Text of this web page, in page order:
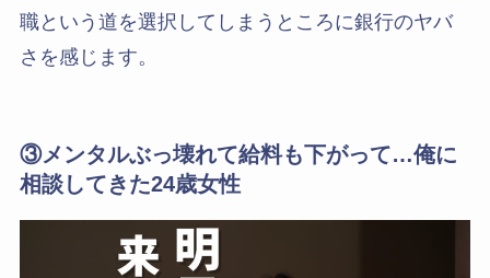
職という道を選択してしまうところに銀行のヤバ
さを感じます。
③メンタルぶっ壊れて給料も下がって…俺に
相談してきた24歳女性